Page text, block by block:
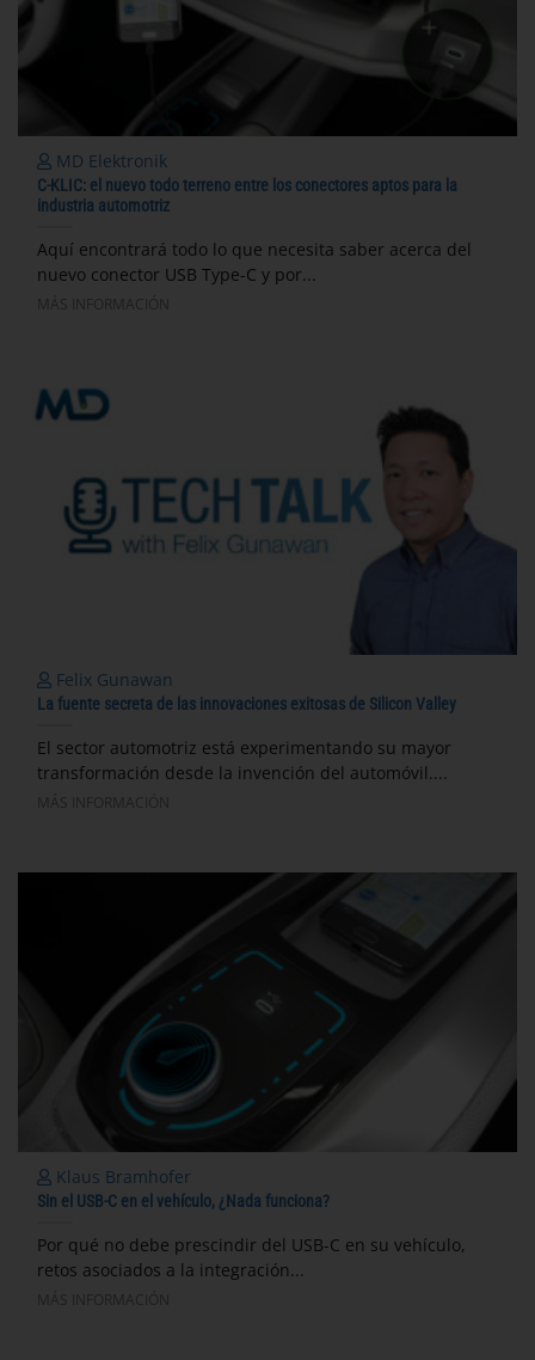
MD Elektronik
C-KLIC: el nuevo todo terreno entre los conectores aptos para la
industria automotriz
Aquí encontrará todo lo que necesita saber acerca del
nuevo conector USB Type-C y por...
Felix Gunawan
La fuente secreta de las innovaciones exitosas de Silicon Valley
El sector automotriz está experimentando su mayor
transformación desde la invención del automóvil....
Klaus Bramhofer
Sin el USB-C en el vehículo, ¿Nada funciona?
Por qué no debe prescindir del USB-C en su vehículo,
retos asociados a la integración...